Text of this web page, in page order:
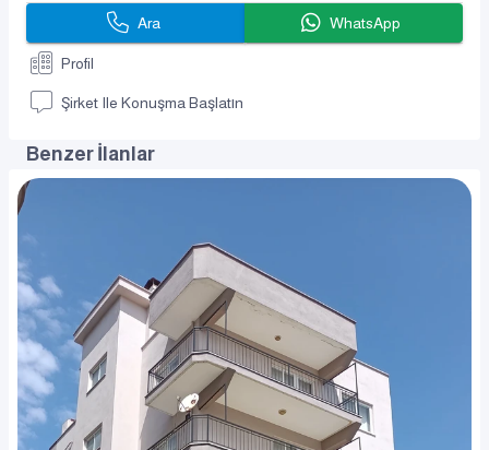
Ara WhatsApp
Profil
Şirket Ile Konuşma Başlatın
Benzer İlanlar